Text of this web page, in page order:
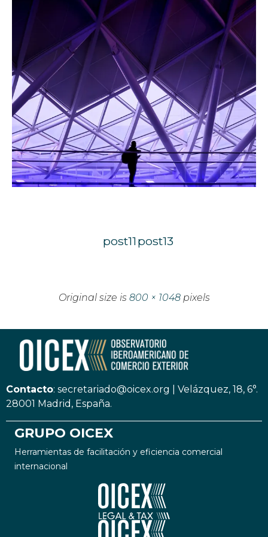
post11post13
Original size is 800 × 1048pixels
Contacto: secretariado@oicex.org
Velázquez, 18, 6°.
28001 Madrid, España.
GRUPO OICEX
Herramientas de facilitación y eficiencia comercial
internacional